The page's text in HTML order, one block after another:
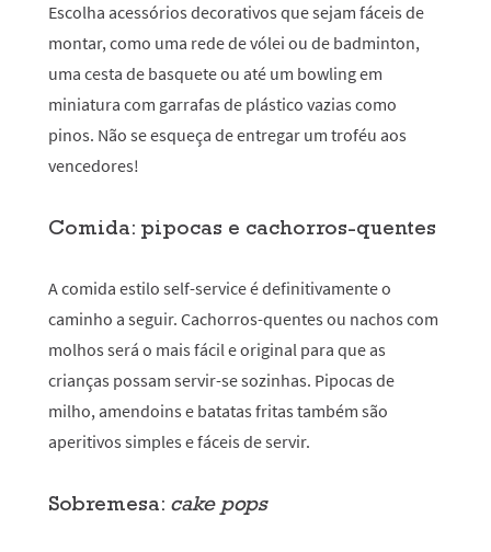
Escolha acessórios decorativos que sejam fáceis de
montar, como uma rede de vólei ou de badminton,
uma cesta de basquete ou até um bowling em
miniatura com garrafas de plástico vazias como
pinos. Não se esqueça de entregar um troféu aos
vencedores!
Comida: pipocas e cachorros-quentes
A comida estilo self-service é definitivamente o
caminho a seguir. Cachorros-quentes ou nachos com
molhos será o mais fácil e original para que as
crianças possam servir-se sozinhas. Pipocas de
milho, amendoins e batatas fritas também são
aperitivos simples e fáceis de servir.
Sobremesa: cake pops